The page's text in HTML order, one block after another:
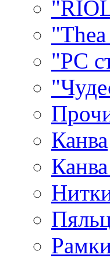
"РС
Канва